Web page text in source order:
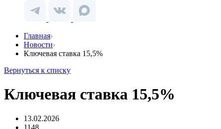
Главная
Новости
Ключевая ставка 15,5%
Вернуться к списку
Ключевая ставка 15,5%
13.02.2026
1148